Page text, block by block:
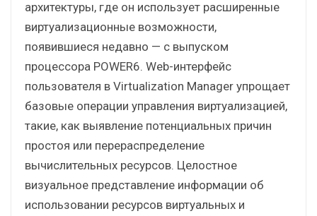
архитектуры, где он использует расширенные
виртуализационные возможности,
появившиеся недавно — с выпуском
процессора POWER6. Web-интерфейс
пользователя в Virtualization Manager упрощает
базовые операции управления виртуализацией,
такие, как выявление потенциальных причин
простоя или перераспределение
вычислительных ресурсов. Целостное
визуальное представление информации об
использовании ресурсов виртуальных и